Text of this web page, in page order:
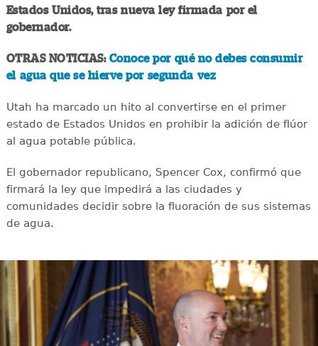
Estados Unidos, tras nueva ley firmada por el
gobernador.
OTRAS NOTICIAS: Conoce por qué no debes consumir
el agua que se hierve por segunda vez
Utah ha marcado un hito al convertirse en el primer
estado de Estados Unidos en prohibir la adición de flúor
al agua potable pública.
El gobernador republicano, Spencer Cox, confirmó que
firmará la ley que impedirá a las ciudades y
comunidades decidir sobre la fluoración de sus sistemas
de agua.